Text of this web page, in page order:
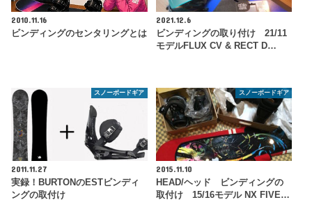
2010.11.16
ビンディングのセンタリングとは
2021.12.6
ビンディングの取り付け 21/11
モデルFLUX CV & RECT D…
スノーボードギア
2011.11.27
実録！BURTONのESTビンディ
ングの取付け
スノーボードギア
2015.11.10
HEAD/ヘッド ビンディングの
取付け 15/16モデル NX FIVE…